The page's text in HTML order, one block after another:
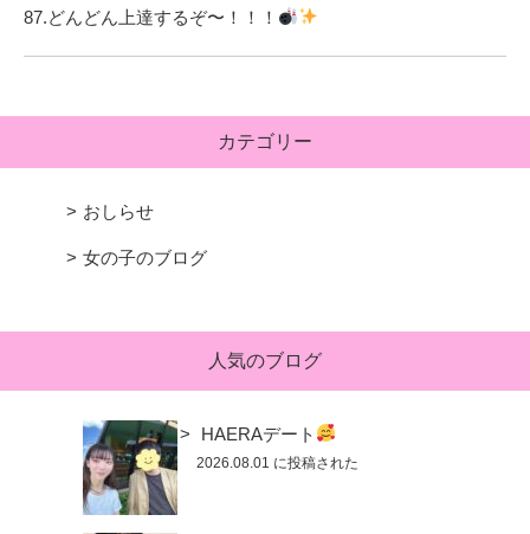
87.どんどん上達するぞ〜！！！
カテゴリー
おしらせ
女の子のブログ
人気のブログ
HAERAデート
2026.08.01 に投稿された